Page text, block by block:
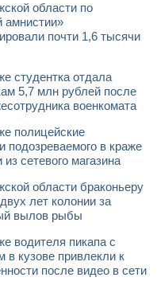
области по
амнистии»
почти 1,6 тысячи
студентка отдала
5,7 млн рублей после
военкомата
полицейские
подозреваемого в краже
из сетевого магазина
области браконьеру
лет колонии за
вылов рыбы
водителя пикапа с
в кузове привлекли к
после видео в сети